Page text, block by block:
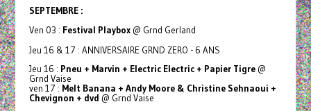
SEPTEMBRE :
Ven 03 : Festival Playbox@ Grnd Gerland
Jeu 16 & 17 : ANNIVERSAIRE GRND ZERO - 6 ANS
Jeu 16 : Pneu + Marvin + Electric Electric + Papier Tigre@
Grnd Vaise
ven 17 : Melt Banana + Andy Moore & Christine Sehnaoui +
Chevignon + dvd @ Grnd Vaise